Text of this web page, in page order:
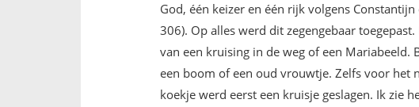
God, één keizer en één rijk volgens
306). Op alles werd dit zegengebaar
van een kruising in de weg of een Mariabeeld.
een boom of een oud vrouwtje. Zelfs voor het
koekje werd eerst een kruisje geslagen. Ik zie